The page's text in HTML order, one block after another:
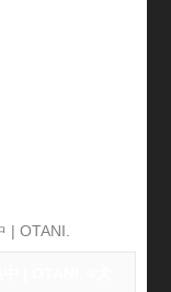
| OTANI.